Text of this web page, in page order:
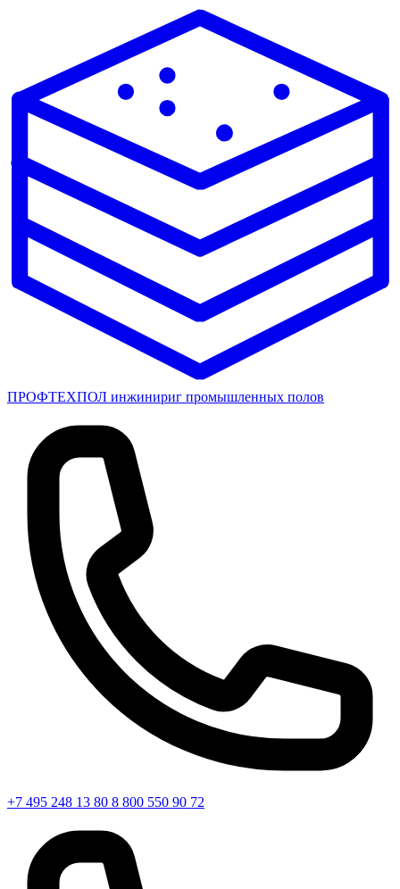
ПРОФТЕХПОЛ инжинириг промышленных полов
+7 495 248 13 80 8 800 550 90 72